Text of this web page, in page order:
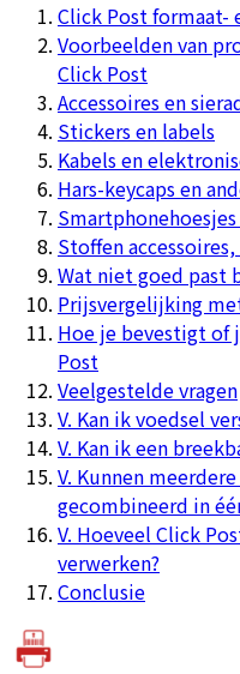
Click Post formaat-
Voorbeelden van
Click Post
Accessoires en
Stickers en labels
Kabels en
Hars-keycaps en
Stoffen
Wat niet goed past
Prijsvergelijking
Hoe je bevestigt of
Post
Veelgestelde vragen
V. Kan ik voedsel
V. Kan ik een
V. Kunnen
gecombineerd in
V. Hoeveel Click
verwerken?
Conclusie